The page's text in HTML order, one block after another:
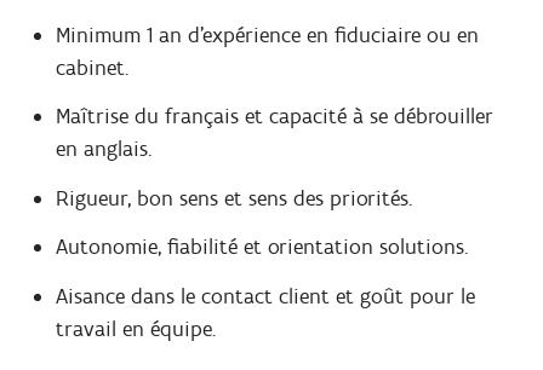
Minimum 1 an d’expérience en fiduciaire ou en
cabinet.
Maîtrise du français et capacité à se débrouiller
en anglais.
Rigueur, bon sens et sens des priorités.
Autonomie, fiabilité et orientation solutions.
Aisance dans le contact client et goût pour le
travail en équipe.